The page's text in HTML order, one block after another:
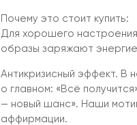
Почему это стоит купить:
Для хорошего
образы заряжают
Антикризисный эффект. В
о главном: «Всё
— новый шанс». Наши
аффирмации.